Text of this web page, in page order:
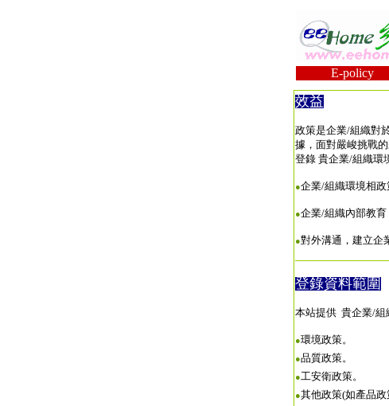
E-policy
效益
政策是企業/組織對
據，面對嚴峻挑戰
登錄 貴企業/組織環
●企業/組織環境相政
●企業/組織內部教育
●對外溝通，建立企
登錄資料範圍
本站提供 貴企業/組
●環境政策。
●品質政策。
●工安衛政策。
●其他政策(如產品政